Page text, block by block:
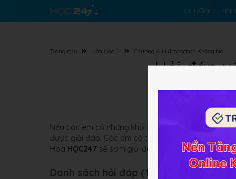
CHƯƠNG TRÌNH
Trang chủ Hóa Học 11 Chương 6: Hiđrocacbon Không No
Hỏi đáp
Nếu các em có những khó khăn nào về Hóa học 11
được giải đáp. Các em có thể đặt câu hỏi nằm
Hóa HỌC247 sẽ sớm giải đáp cho các em.
Danh sách hỏi đáp (172 câu):